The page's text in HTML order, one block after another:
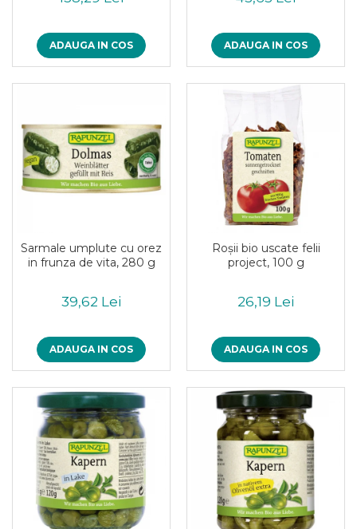
Paste bio din spelta
Paste bio fara gluten
Paste bio integrale
Paste fainoase bio
Pateu, sosuri si conserve
Conserve de peste bio
Crenvursti si pateu din carne bio
Produse din tomate
Ketchup bio
Sucuri si bauturi bio
Sirop bio
Sucuri din fructe si legume bio
Superalimente
Pudre proteice bio
Superalimente bio
Uleiuri, grasimi si otet
Grasimi bio
Otet bio
Ulei bio
ADAUGA IN COS ADAUGA IN COS
Sarmale umplute cu orez
in frunza de vita, 280 g
39,62 Lei
ADAUGA IN COS
Roşii bio uscate felii
project, 100 g
26,19 Lei
ADAUGA IN COS